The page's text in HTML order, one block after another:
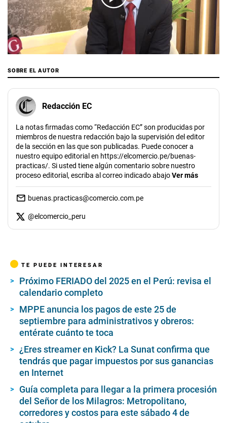
00:00 17:26
SOBRE EL AUTOR
Redacción EC
La notas firmadas como “Redacción EC” son producidas por
miembros de nuestra redacción bajo la supervisión del editor
de la sección en las que son publicadas. Puede conocer a
nuestro equipo editorial en https://elcomercio.pe/buenas-
practicas/. Si usted tiene algún comentario sobre nuestro
proceso editorial, escriba al correo indicado abajoVer más
buenas.practicas@comercio.com.pe
@elcomercio_peru
TE PUEDE INTERESAR
Próximo FERIADO del 2025 en el Perú: revisa el
calendario completo
MPPE anuncia los pagos de este 25 de
septiembre para administrativos y obreros:
entérate cuánto te toca
¿Eres streamer en Kick? La Sunat confirma que
tendrás que pagar impuestos por sus ganancias
en Internet
Guía completa para llegar a la primera procesión
del Señor de los Milagros: Metropolitano,
corredores y costos para este sábado 4 de